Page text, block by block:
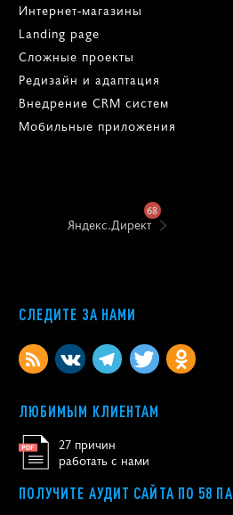
Интернет-магазины
Landing page
Сложные проекты
Редизайн и адаптация
Внедрение CRM систем
Мобильные приложения
Яндекс.Директ
68
СЛЕДИТЕ ЗА НАМИ
ЛЮБИМЫМ КЛИЕНТАМ
27 причин
работать с нами
ПОЛУЧИТЕ АУДИТ САЙТА ПО 58